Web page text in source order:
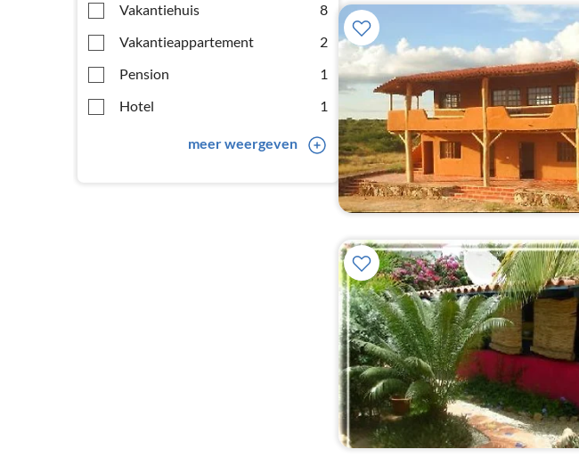
Vakantiehuis
8
Vakantieappartement
2
Pension
1
Hotel
1
meer weergeven